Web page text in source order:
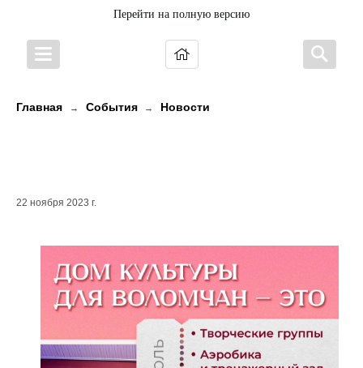
Перейти на полную версию
Главная → События → Новости
22 ноября 2023 г.